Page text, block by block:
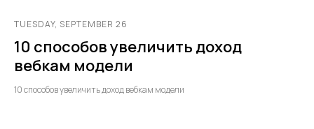
TUESDAY, SEPTEMBER 26
10 способов увеличить доход
вебкам модели
10 способов увеличить доход вебкам модели